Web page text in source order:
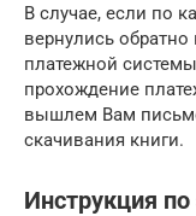
В случае, если по
вернулись
платежной
прохождение
вышлем Вам
скачивания книги.
Инструкция